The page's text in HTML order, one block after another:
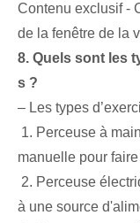
Contenu exclusif -
de la fenêtre de la
8. Quels⁤ sont⁢ les
s ?
– ‌Les types
1. Perceuse à
manuelle pour
2.⁣ Perceuse
à une source